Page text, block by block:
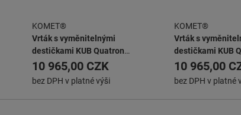
KOMET®
Vrták s vyměnitelnými
destičkami KUB Quatron
KUB-Q.2D.155.R.05-K20
10 965,00 CZK
bez DPH v platné výši
KOMET®
Vrták s
destičkami KUB
KUB-
10 965,00
bez DPH v platné